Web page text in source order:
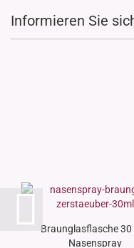
Informieren Sie
Braunglasflasche 30
Nasenspray